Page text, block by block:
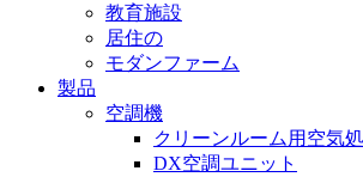
教育施設
居住の
モダンファーム
製品
空調機
クリーンルーム用空気
DX空調ユニット